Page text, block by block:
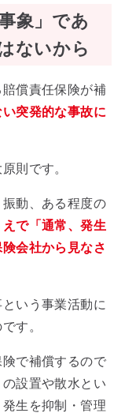
象」であ
ないから
償責任保険が補
突発的な事故に
則です。
動、ある程度の
で「通常、発生
会社から見なさ
いう事業活動に
す。
で補償するので
設置や散水とい
生を抑制・管理